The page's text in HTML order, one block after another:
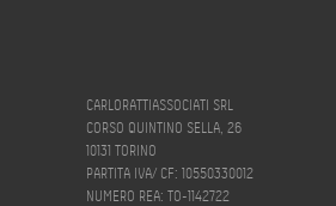
CARLORATTIASSOCIATI SRL
CORSO QUINTINO SELLA, 26
10131 TORINO
PARTITA IVA/ CF: 10550330012
NUMERO REA: TO-1142722